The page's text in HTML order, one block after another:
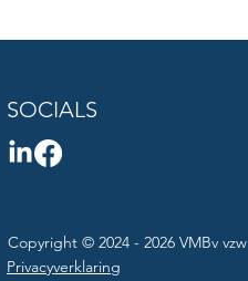
SOCIALS
Copyright © 2024 - 2026 VMBv vzw
Privacyverklaring